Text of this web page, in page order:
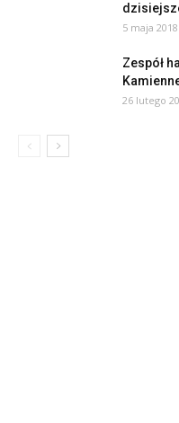
5 maja 2018
Zespół
26 lutego